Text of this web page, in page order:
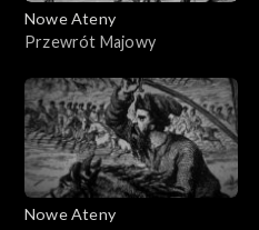
Nowe Ateny
Przewrót Majowy
Nowe Ateny